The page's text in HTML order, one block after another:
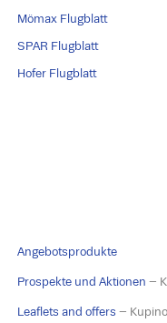
Mömax Flugblatt
SPAR Flugblatt
Hofer Flugblatt
Angebotsprodukte
Prospekte und Aktionen –
Leaflets and offers –